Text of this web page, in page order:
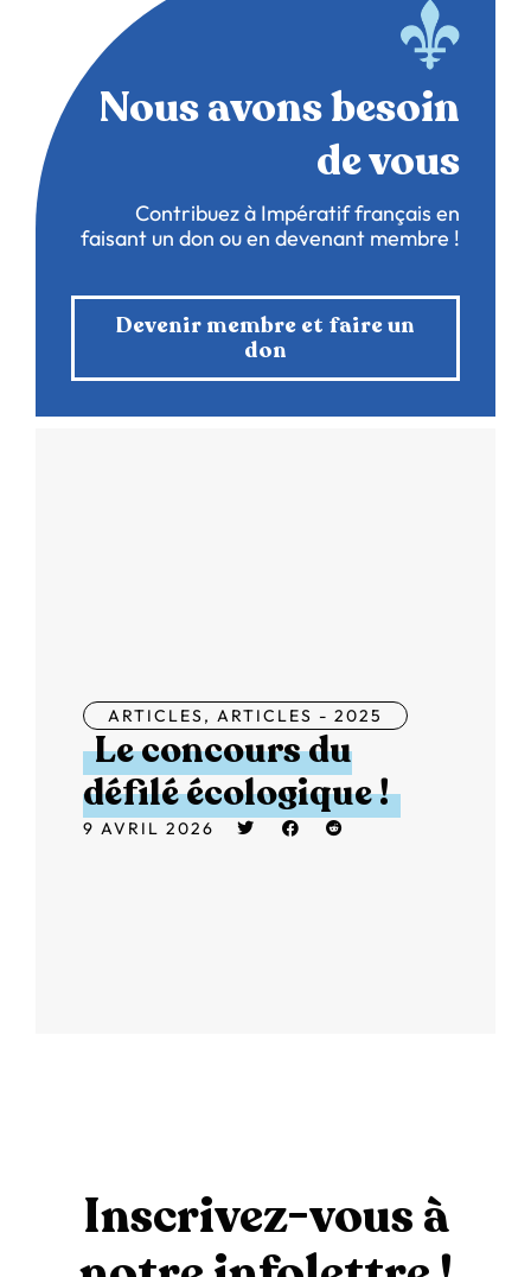
Nous avons besoin
de vous
Contribuez à Impératif français en
faisant un don ou en devenant membre !
Devenir membre et faire un
don
ARTICLES, ARTICLES - 2025
Le concours du
défilé écologique !
9 AVRIL 2026
Inscrivez-vous à